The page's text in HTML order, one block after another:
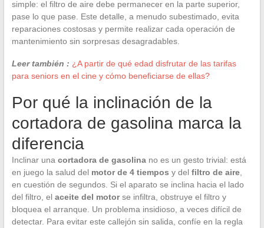
simple: el filtro de aire debe permanecer en la parte superior,
pase lo que pase. Este detalle, a menudo subestimado, evita
reparaciones costosas y permite realizar cada operación de
mantenimiento sin sorpresas desagradables.
Leer también : ¿A partir de qué edad disfrutar de las tarifas
para seniors en el cine y cómo beneficiarse de ellas?
Por qué la inclinación de la
cortadora de gasolina marca la
diferencia
Inclinar una cortadora de gasolinano es un gesto trivial: está
en juego la salud del motor de 4 tiempos y del filtro de aire,
en cuestión de segundos. Si el aparato se inclina hacia el lado
del filtro, el aceite del motorse infiltra, obstruye el filtro y
bloquea el arranque. Un problema insidioso, a veces difícil de
detectar. Para evitar este callejón sin salida, confíe en la regla